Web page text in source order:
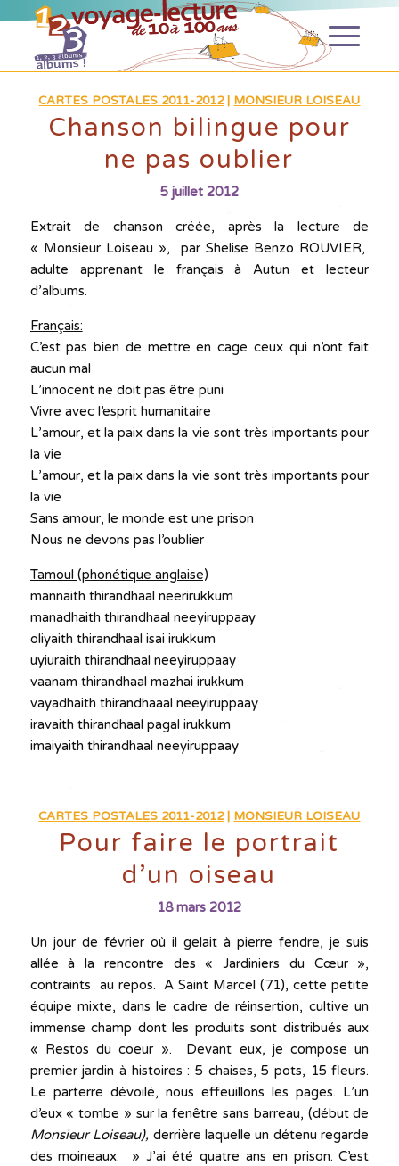
CARTES POSTALES 2011-2012| MONSIEUR LOISEAU
Chanson bilingue pour
ne pas oublier
5 juillet 2012
Extrait de chanson créée, après la lecture de
« Monsieur Loiseau », par Shelise Benzo ROUVIER,
adulte apprenant le français à Autun et lecteur
d’albums.
Français:
C’est pas bien de mettre en cage ceux qui n’ont fait
aucun mal
L’innocent ne doit pas être puni
Vivre avec l’esprit humanitaire
L’amour, et la paix dans la vie sont très importants pour
la vie
L’amour, et la paix dans la vie sont très importants pour
la vie
Sans amour, le monde est une prison
Nous ne devons pas l’oublier
Tamoul (phonétique anglaise)
mannaith thirandhaal neerirukkum
manadhaith thirandhaal neeyiruppaay
oliyaith thirandhaal isai irukkum
uyiuraith thirandhaal neeyiruppaay
vaanam thirandhaal mazhai irukkum
vayadhaith thirandhaaal neeyiruppaay
iravaith thirandhaal pagal irukkum
imaiyaith thirandhaal neeyiruppaay
CARTES POSTALES 2011-2012| MONSIEUR LOISEAU
Pour faire le portrait
d’un oiseau
18 mars 2012
Un jour de février où il gelait à pierre fendre, je suis
allée à la rencontre des « Jardiniers du Cœur »,
contraints au repos. A Saint Marcel (71), cette petite
équipe mixte, dans le cadre de réinsertion, cultive un
immense champ dont les produits sont distribués aux
« Restos du coeur ». Devant eux, je compose un
premier jardin à histoires : 5 chaises, 5 pots, 15 fleurs.
Le parterre dévoilé, nous effeuillons les pages. L’un
d’eux « tombe » sur la fenêtre sans barreau, (début de
Monsieur Loiseau), derrière laquelle un détenu regarde
des moineaux. » J’ai été quatre ans en prison. C’est